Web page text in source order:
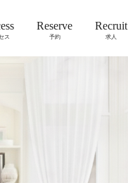
ス
Reserve
予約
Recruit
求人